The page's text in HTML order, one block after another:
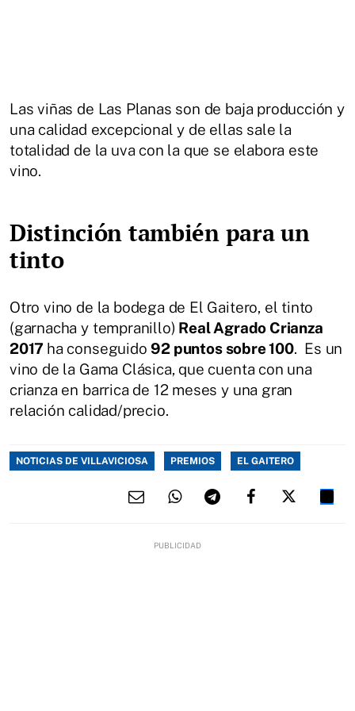
Las viñas de Las Planas son de baja producción y
una calidad excepcional y de ellas sale la
totalidad de la uva con la que se elabora este
vino.
Distinción también para un
tinto
Otro vino de la bodega de El Gaitero, el tinto
(garnacha y tempranillo) Real Agrado Crianza
2017 ha conseguido 92 puntos sobre 100. Es un
vino de la Gama Clásica, que cuenta con una
crianza en barrica de 12 meses y una gran
relación calidad/precio.
NOTICIAS DE VILLAVICIOSA PREMIOS EL GAITERO